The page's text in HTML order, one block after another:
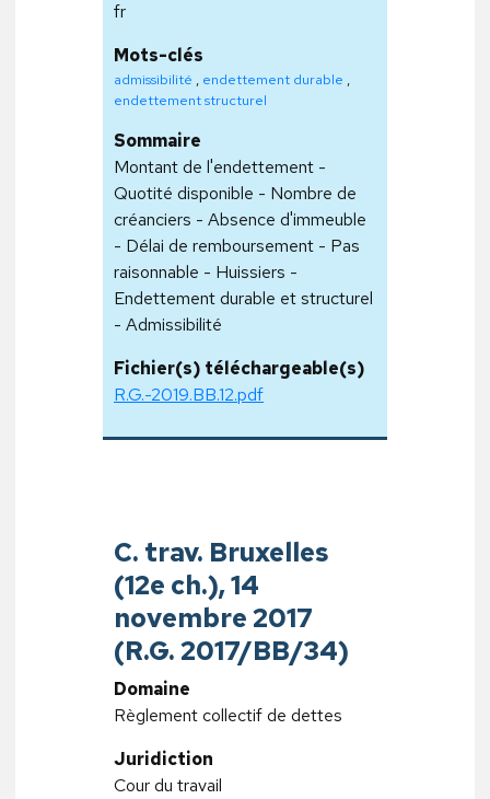
fr
Mots-clés
admissibilité , endettement durable ,
endettement structurel
Sommaire
Montant de l'endettement -
Quotité disponible - Nombre de
créanciers - Absence d'immeuble
- Délai de remboursement - Pas
raisonnable - Huissiers -
Endettement durable et structurel
- Admissibilité
Fichier(s) téléchargeable(s)
R.G.-2019.BB.12.pdf
C. trav. Bruxelles
(12e ch.), 14
novembre 2017
(R.G. 2017/BB/34)
Domaine
Règlement collectif de dettes
Juridiction
Cour du travail